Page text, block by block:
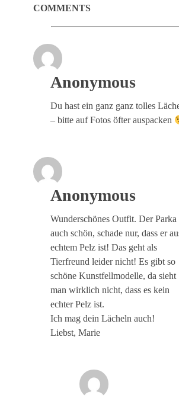
COMMENTS
Anonymous
Du hast ein ganz ganz tolles
– bitte auf Fotos öfter auspacken
Anonymous
Wunderschönes Outfit. Der Parka
auch schön, schade nur, dass er
echtem Pelz ist! Das geht als
Tierfreund leider nicht! Es gibt so
schöne Kunstfellmodelle, da sieht
man wirklich nicht, dass es kein
echter Pelz ist.
Ich mag dein Lächeln auch!
Liebst, Marie